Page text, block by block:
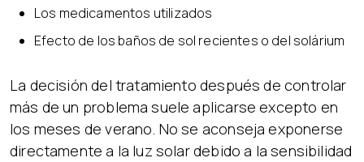
Los medicamentos utilizados
Efecto de los baños de sol recientes o del solárium
La decisión del tratamiento después de controlar
más de un problema suele aplicarse excepto en
los meses de verano. No se aconseja exponerse
directamente a la luz solar debido a la sensibilidad